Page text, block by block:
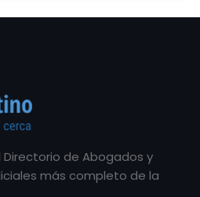
de Abogados y
más completo de la